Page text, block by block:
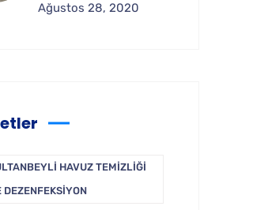
Ağustos 28, 2020
HAVUZ TEMIZLIĞI
DEZENFEKSIYON